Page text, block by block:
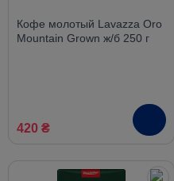
Кофе молотый Lavazza Oro
Mountain Grown ж/б 250 г
420 ₴